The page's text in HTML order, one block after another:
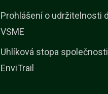
Prohlášení o udržitelnosti
VSME
Uhlíková stopa společnosti
EnviTrail